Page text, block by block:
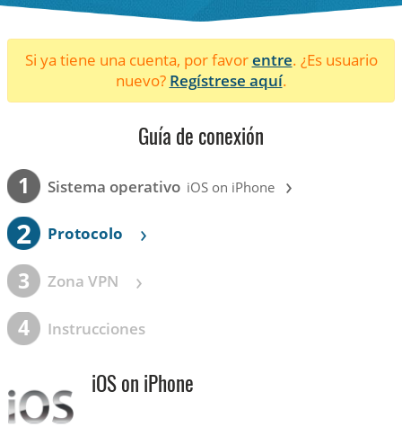
Si ya tiene una cuenta, por favorentre. ¿Es usuario
nuevo? Regístrese aquí.
Guía de conexión
1 Sistema operativo iOS on iPhone ›
2 Protocolo ›
3 Zona VPN ›
4 Instrucciones
iOS on iPhone